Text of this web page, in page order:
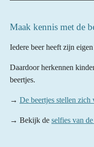
a
Maak kennis met de
Iedere beer heeft zijn
Daardoor herkennen
beertjes.
→ De beertjes stellen zich
→ Bekijk de selfies van